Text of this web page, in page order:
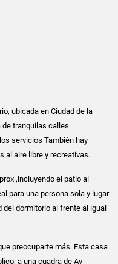
ubicada en Ciudad de la
de tranquilas calles
servicios También hay
al aire libre y recreativas.
,incluyendo el patio al
para una persona sola y lugar
dormitorio al frente al igual
preocuparte más. Esta casa
a una cuadra de Av